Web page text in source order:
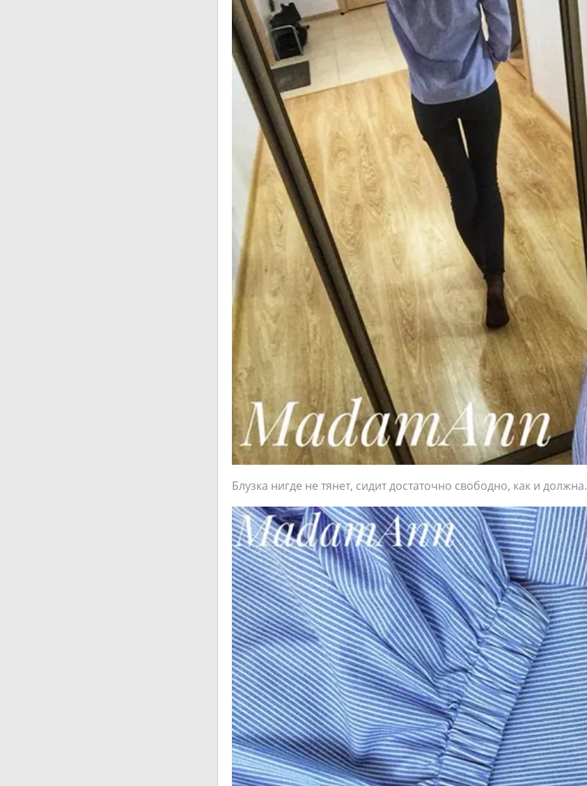
Блузка нигде не тянет, сидит достаточно свободно, как и должна.